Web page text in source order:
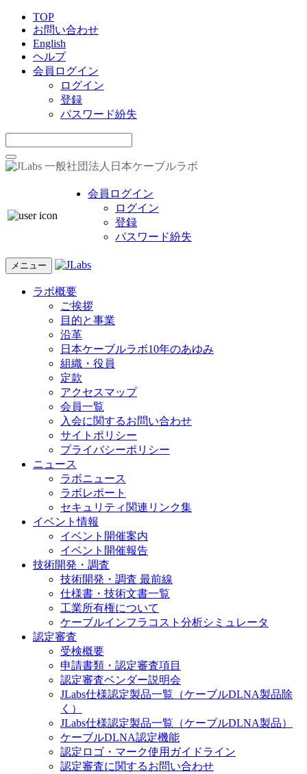
TOP
お問い合わせ
English
ヘルプ
会員ログイン
ログイン
登録
パスワード紛失
一般社団法人日本ケーブルラボ
会員ログイン
ログイン
登録
パスワード紛失
メニュー
ラボ概要
ご挨拶
目的と事業
沿革
日本ケーブルラボ10年のあゆみ
組織・役員
定款
アクセスマップ
会員一覧
入会に関するお問い合わせ
サイトポリシー
プライバシーポリシー
ニュース
ラボニュース
ラボレポート
セキュリティ関連リンク集
イベント情報
イベント開催案内
イベント開催報告
技術開発・調査
技術開発・調査 最前線
仕様書・技術文書一覧
工業所有権について
ケーブルインフラコスト分析シミュレータ
認定審査
受検概要
申請書類・認定審査項目
認定審査ベンダー説明会
JLabs仕様認定製品一覧（ケーブルDLNA製品除
く）
JLabs仕様認定製品一覧（ケーブルDLNA製品）
ケーブルDLNA認定機能
認定ロゴ・マーク使用ガイドライン
認定審査に関するお問い合わせ